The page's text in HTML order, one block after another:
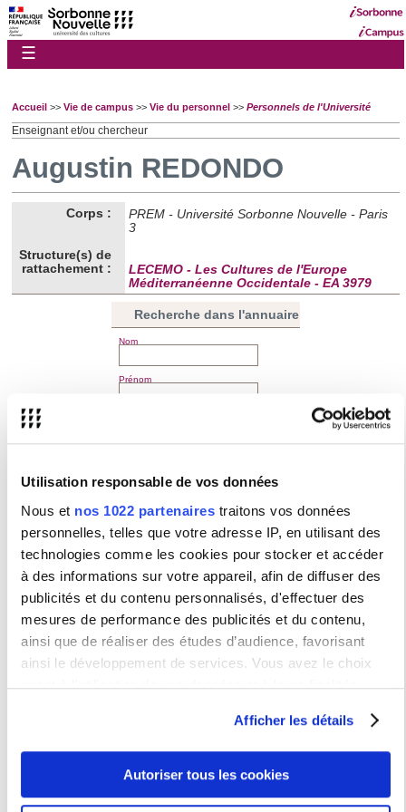
Utilisation responsable de vos données
Nous et nos 1022 partenaires traitons vos données
personnelles, telles que votre adresse IP, en utilisant des
technologies comme les cookies pour stocker et accéder
à des informations sur votre appareil, afin de diffuser des
publicités et du contenu personnalisés, d'effectuer des
mesures de performance des publicités et du contenu,
ainsi que de réaliser des études d’audience, favorisant
ainsi le développement de services. Vous avez le choix
quant à l'utilisation de vos données et à leurs finalités.
moment en consultant la Déclaration relative aux cookies
ou en cliquant sur l'icône de confidentialité.
Si vous le permettez, nous aimerions également :
Afficher les détails
Autoriser tous les cookies
☰
Vie du personnel
Soutien aux personnels
Accueil >> Vie de campus >> Vie du personnel >> Personnels de l'Université
Enseignant et/ou chercheur
Augustin REDONDO
Corps :
PREM - Université Sorbonne Nouvelle - Paris
3
Structure(s) de
rattachement :
LECEMO - Les Cultures de l'Europe
Méditerranéenne Occidentale - EA 3979
Recherche dans l'annuaire
Nom
Prénom
Thème de recherche